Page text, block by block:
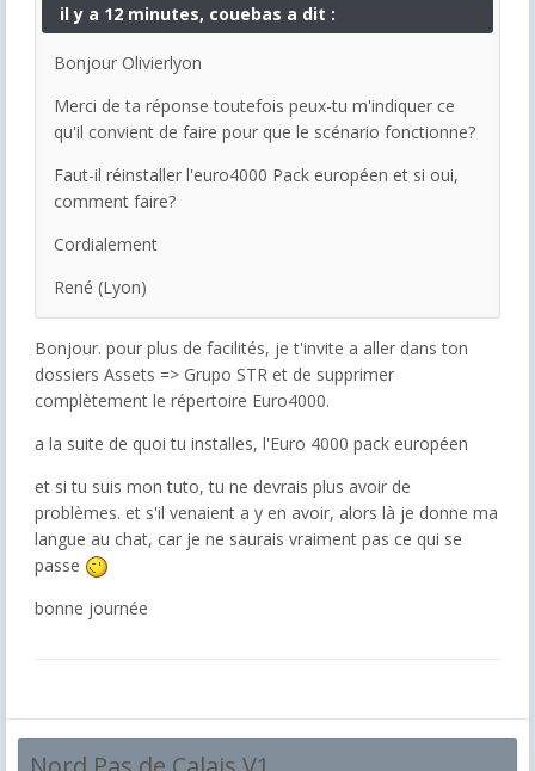
il y a 12 minutes, couebas a dit :
Bonjour Olivierlyon
Merci de ta réponse toutefois peux-tu m'indiquer ce
qu'il convient de faire pour que le scénario fonctionne?
Faut-il réinstaller l'euro4000 Pack européen et si oui,
comment faire?
Cordialement
René (Lyon)
Bonjour. pour plus de facilités, je t'invite a aller dans ton
dossiers Assets => Grupo STR et de supprimer
complètement le répertoire Euro4000.
a la suite de quoi tu installes, l'Euro 4000 pack européen
et si tu suis mon tuto, tu ne devrais plus avoir de
problèmes. et s'il venaient a y en avoir, alors là je donne ma
langue au chat, car je ne saurais vraiment pas ce qui se
passe
bonne journée